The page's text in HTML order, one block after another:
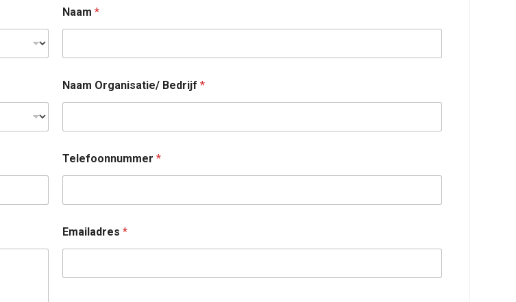
Naam *
Naam Organisatie/ Bedrijf *
Telefoonnummer *
Emailadres *